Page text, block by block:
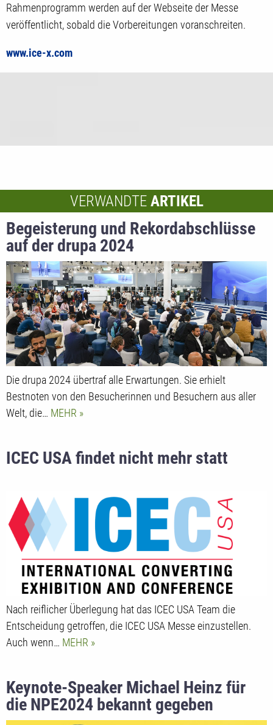
Rahmenprogramm werden auf der Webseite der Messe
veröffentlicht, sobald die Vorbereitungen voranschreiten.
www.ice-x.com
VERWANDTE ARTIKEL
Begeisterung und Rekordabschlüsse
auf der drupa 2024
Die drupa 2024 übertraf alle Erwartungen. Sie erhielt
Bestnoten von den Besucherinnen und Besuchern aus aller
Welt, die… MEHR
ICEC USA findet nicht mehr statt
Nach reiflicher Überlegung hat das ICEC USA Team die
Entscheidung getroffen, die ICEC USA Messe einzustellen.
Auch wenn… MEHR
Keynote-Speaker Michael Heinz für
die NPE2024 bekannt gegeben